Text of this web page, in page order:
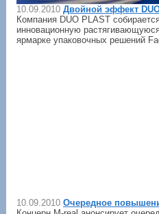
10.09.2010 Двойной эффект
Компания DUO PLAST
инновационную
ярмарке упаковочных решений
10.09.2010 Очередное